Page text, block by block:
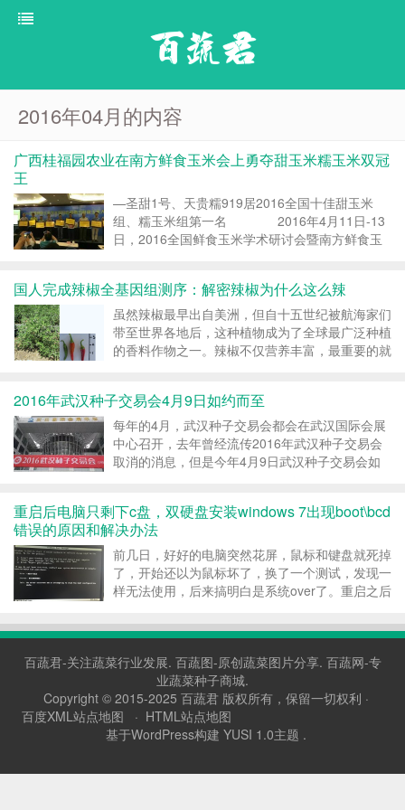
百蔬君
2016年04月的内容
广西桂福园农业在南方鲜食玉米会上勇夺甜玉米糯玉米双冠
王
—圣甜1号、天贵糯919居2016全国十佳甜玉米
组、糯玉米组第一名 2016年4月11日-13
日，2016全国鲜食玉米学术研讨会暨南方鲜食玉
鲜食玉米产业...
国人完成辣椒全基因组测序：解密辣椒为什么这么辣
虽然辣椒最早出自美洲，但自十五世纪被航海家们
带至世界各地后，这种植物成为了全球最广泛种植
的香料作物之一。辣椒不仅营养丰富，最重要的就
的植物为何会具有这样独特的辣味呢...
2016年武汉种子交易会4月9日如约而至
每年的4月，武汉种子交易会都会在武汉国际会展
中心召开，去年曾经流传2016年武汉种子交易会
取消的消息，但是今年4月9日武汉种子交易会如
几个经销商直言这个会还可可以哦。 &n...
重启后电脑只剩下c盘，双硬盘安装windows 7出现boot\bcd
错误的原因和解决办法
前几日，好好的电脑突然花屏，鼠标和键盘就死掉
了，开始还以为鼠标坏了，换了一个测试，发现一
样无法使用，后来搞明白是系统over了。重启之后
重要的资料都在那些盘里面。不过对于这个倒不是
会丢。屁颠屁...
百蔬君-关注蔬菜行业发展. 百蔬图-原创蔬菜图片分享. 百蔬网-专
业蔬菜种子商城.
Copyright © 2015-2025 百蔬君 版权所有，保留一切权利 ·
百度XML站点地图 · HTML站点地图
基于WordPress构建 YUSI 1.0主题 .